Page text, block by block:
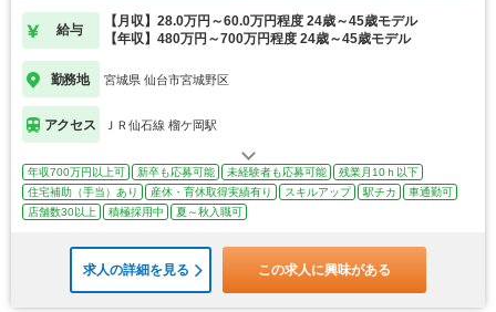
給与
【月収】28.0万円～60.0万円程度 24歳～45歳モデル
【年収】480万円～700万円程度 24歳～45歳モデル
勤務地 宮城県 仙台市宮城野区
アクセス ＪＲ仙石線 榴ケ岡駅
年収700万円以上可 新卒も応募可能 未経験者も応募可能
残業月10ｈ以下
住宅補助（手当）あり
産休・育休取得実績有り スキルアップ 駅チカ
車通勤可
店舗数30以上
積極採用中 夏～秋入職可
求人の詳細を見る この求人に興味がある